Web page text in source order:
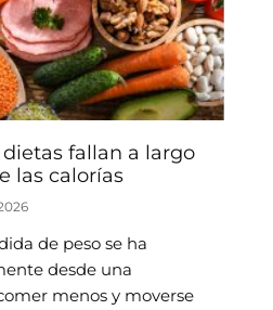
fallan a largo
las calorías
de peso se ha
desde una
menos y moverse